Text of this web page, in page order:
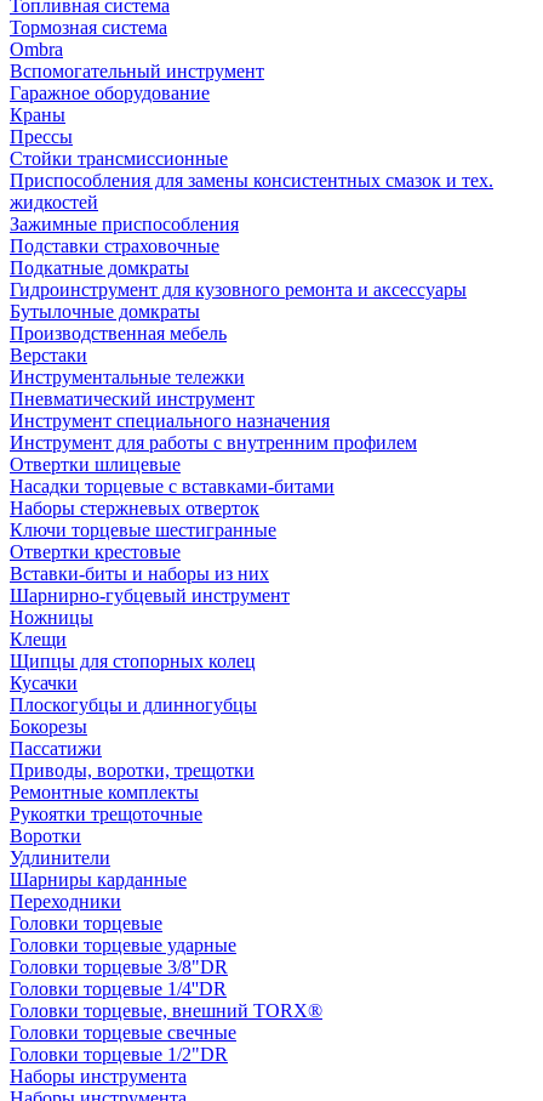
Топливная система
Тормозная система
Ombra
Вспомогательный инструмент
Гаражное оборудование
Краны
Прессы
Стойки трансмиссионные
Приспособления для замены консистентных смазок и тех.
жидкостей
Зажимные приспособления
Подставки страховочные
Подкатные домкраты
Гидроинструмент для кузовного ремонта и аксессуары
Бутылочные домкраты
Производственная мебель
Верстаки
Инструментальные тележки
Пневматический инструмент
Инструмент специального назначения
Инструмент для работы с внутренним профилем
Отвертки шлицевые
Насадки торцевые с вставками-битами
Наборы стержневых отверток
Ключи торцевые шестигранные
Отвертки крестовые
Вставки-биты и наборы из них
Шарнирно-губцевый инструмент
Ножницы
Клещи
Щипцы для стопорных колец
Кусачки
Плоскогубцы и длинногубцы
Бокорезы
Пассатижи
Приводы, воротки, трещотки
Ремонтные комплекты
Рукоятки трещоточные
Воротки
Удлинители
Шарниры карданные
Переходники
Головки торцевые
Головки торцевые ударные
Головки торцевые 3/8"DR
Головки торцевые 1/4''DR
Головки торцевые, внешний TORX®
Головки торцевые свечные
Головки торцевые 1/2"DR
Наборы инструмента